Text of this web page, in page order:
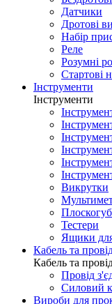
Датчики
Дротові
Набір
Реле
Розумні
Стартові
Інструменти
Інструменти
Викрутки
Тестери
Ящики для
Кабель та
Кабель та
Провід
Силовий
Вироби для